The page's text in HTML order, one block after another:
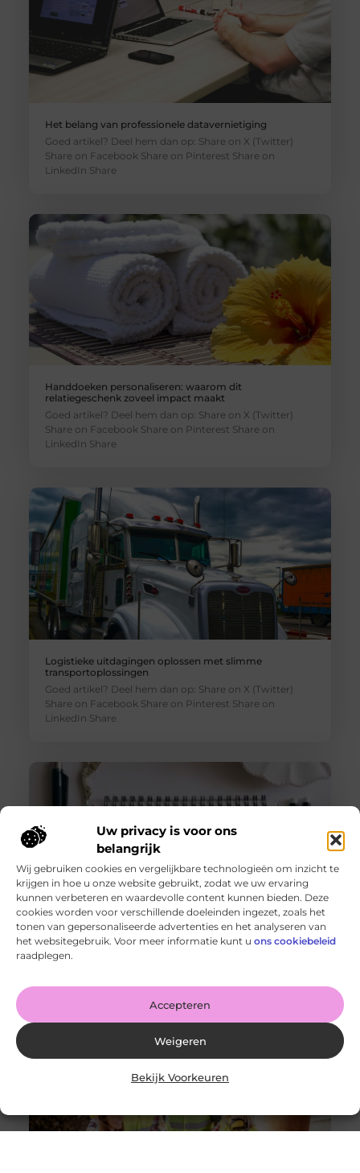
Uw privacy is voor ons
belangrijk
Wij gebruiken cookies en vergelijkbare technologieën om inzicht te
krijgen in hoe u onze website gebruikt, zodat we uw ervaring
kunnen verbeteren en waardevolle content kunnen bieden. Deze
cookies worden voor verschillende doeleinden ingezet, zoals het
tonen van gepersonaliseerde advertenties en het analyseren van
het websitegebruik. Voor meer informatie kunt u ons cookiebeleid
raadplegen.
Accepteren
Weigeren
Bekijk Voorkeuren
Het belang van professionele datavernietiging
Goed artikel? Deel hem dan op: Share on X (Twitter)
Share on Facebook Share on Pinterest Share on
LinkedIn Share
Handdoeken personaliseren: waarom dit
relatiegeschenk zoveel impact maakt
Goed artikel? Deel hem dan op: Share on X (Twitter)
Share on Facebook Share on Pinterest Share on
LinkedIn Share
Logistieke uitdagingen oplossen met slimme
transportoplossingen
Goed artikel? Deel hem dan op: Share on X (Twitter)
Share on Facebook Share on Pinterest Share on
LinkedIn Share
De voordelen van het drukken van kalenders voor jouw
bedrijf!
Goed artikel? Deel hem dan op: Share on X (Twitter)